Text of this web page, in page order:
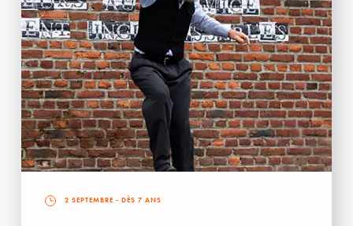
2 SEPTEMBRE - DÈS 7 ANS